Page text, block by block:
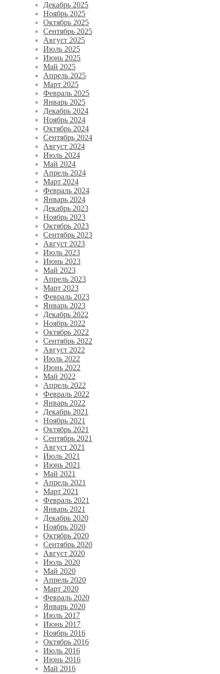
Декабрь 2025
Ноябрь 2025
Октябрь 2025
Сентябрь 2025
Август 2025
Июль 2025
Июнь 2025
Май 2025
Апрель 2025
Март 2025
Февраль 2025
Январь 2025
Декабрь 2024
Ноябрь 2024
Октябрь 2024
Сентябрь 2024
Август 2024
Июль 2024
Май 2024
Апрель 2024
Март 2024
Февраль 2024
Январь 2024
Декабрь 2023
Ноябрь 2023
Октябрь 2023
Сентябрь 2023
Август 2023
Июль 2023
Июнь 2023
Май 2023
Апрель 2023
Март 2023
Февраль 2023
Январь 2023
Декабрь 2022
Ноябрь 2022
Октябрь 2022
Сентябрь 2022
Август 2022
Июль 2022
Июнь 2022
Май 2022
Апрель 2022
Февраль 2022
Январь 2022
Декабрь 2021
Ноябрь 2021
Октябрь 2021
Сентябрь 2021
Август 2021
Июль 2021
Июнь 2021
Май 2021
Апрель 2021
Март 2021
Февраль 2021
Январь 2021
Декабрь 2020
Ноябрь 2020
Октябрь 2020
Сентябрь 2020
Август 2020
Июль 2020
Май 2020
Апрель 2020
Март 2020
Февраль 2020
Январь 2020
Июль 2017
Июнь 2017
Ноябрь 2016
Октябрь 2016
Июль 2016
Июнь 2016
Май 2016